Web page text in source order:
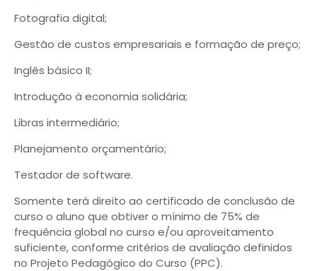
Fotografia digital;
Gestão de custos empresariais e formação de preço;
Inglês básico II;
Introdução à economia solidária;
Libras intermediário;
Planejamento orçamentário;
Testador de software.
Somente terá direito ao certificado de conclusão de
curso o aluno que obtiver o mínimo de 75% de
frequência global no curso e/ou aproveitamento
suficiente, conforme critérios de avaliação definidos
no Projeto Pedagógico do Curso (PPC).